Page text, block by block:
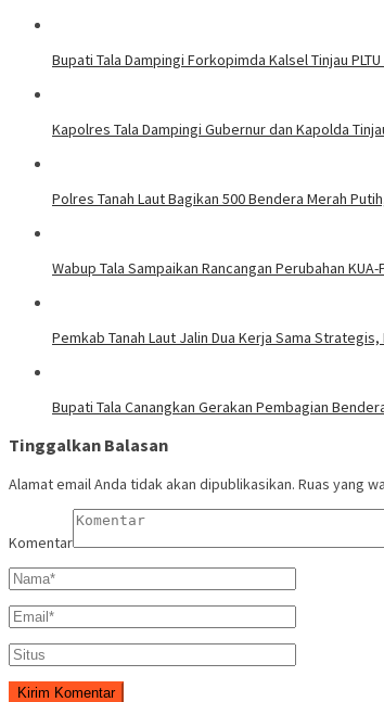
Bupati Tala Dampingi Forkopimda Kalsel Tinjau
Kapolres Tala Dampingi Gubernur dan Kapolda
Polres Tanah Laut Bagikan 500 Bendera Merah
Wabup Tala Sampaikan Rancangan Perubahan
Pemkab Tanah Laut Jalin Dua Kerja Sama
Bupati Tala Canangkan Gerakan Pembagian
Tinggalkan Balasan
Alamat email Anda tidak akan dipublikasikan. Ruas yang
Komentar